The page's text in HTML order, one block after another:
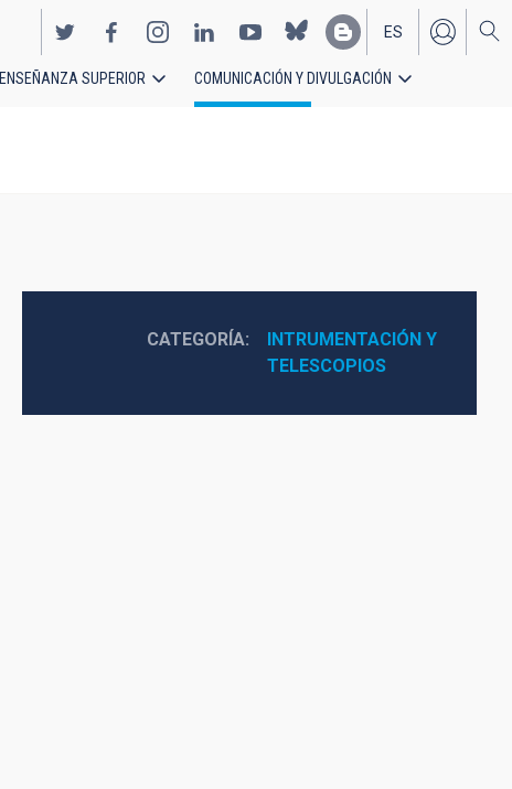
EN
ES
ENSEÑANZA SUPERIOR COMUNICACIÓN Y DIVULGACIÓN
CATEGORÍA
INTRUMENTACIÓN Y
TELESCOPIOS